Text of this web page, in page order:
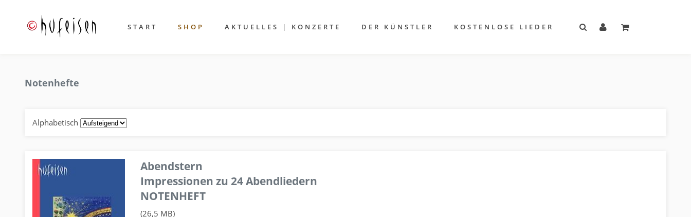
START SHOP AKTUELLES | KONZERTE DER KÜNSTLER KOSTENLOSE LIEDER
Notenhefte
Alphabetisch
Abendstern
Impressionen zu 24 Abendliedern
NOTENHEFT
(26,5 MB)